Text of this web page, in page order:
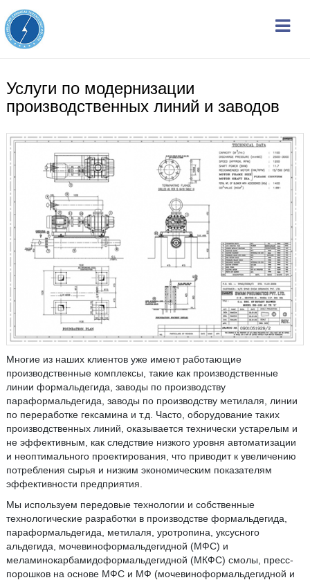
Услуги по модернизации
производственных линий и заводов
Многие из наших клиентов уже имеют работающие
производственные комплексы, такие как производственные
линии формальдегида, заводы по производству
параформальдегида, заводы по производству метилаля, линии
по переработке гексамина и т.д. Часто, оборудование таких
производственных линий, оказывается технически устарелым и
не эффективным, как следствие низкого уровня автоматизации
и неоптимального проектирования, что приводит к увеличению
потребления сырья и низким экономическим показателям
эффективности предприятия.
Мы используем передовые технологии и собственные
технологические разработки в производстве формальдегида,
параформальдегида, метилаля, уротропина, уксусного
альдегида, мочевиноформальдегидной (МФС) и
меламинокарбамидоформальдегидной (МКФС) смолы, пресс-
порошков на основе МФС и МФ (мочевиноформальдегидной и